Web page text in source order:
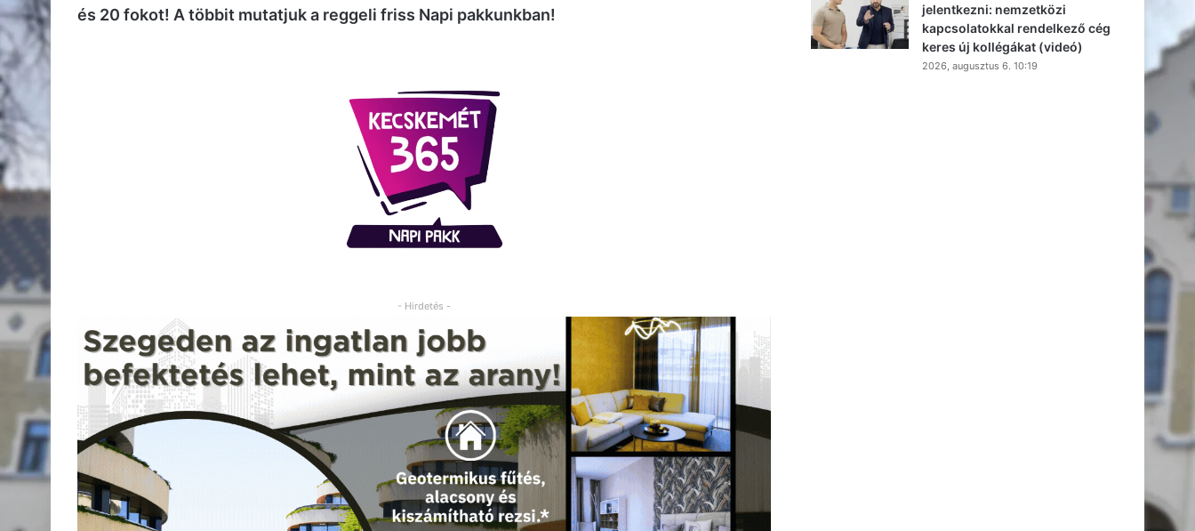
és 20 fokot! A többit mutatjuk a reggeli friss Napi pakkunkban!
- Hirdetés -
jelentkezni: nemzetközi
kapcsolatokkal rendelkező cég
keres új kollégákat (videó)
2026, augusztus 6. 10:19